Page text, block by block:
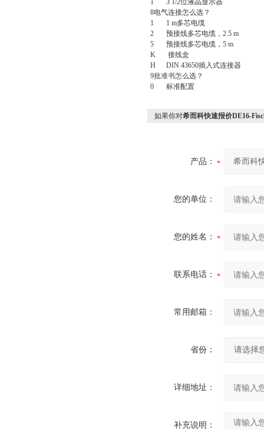
1 3 1/2位液晶显示器
8电气连接怎么选？
1 1 m多芯电缆
2 预接线多芯电缆， 2.5 m
5 预接线多芯电缆， 5 m
K 接线盒
H DIN 43650插入式连接器
9批准书怎么选？
0 标准配置
如果你对希而科快速报价DE16-
产品：
您的单位：
您的姓名：
联系电话：
常用邮箱：
省份：
详细地址：
补充说明：